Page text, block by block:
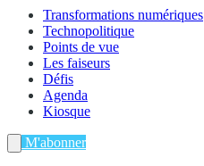
Transformations numériques
Technopolitique
Points de vue
Les faiseurs
Défis
Agenda
Kiosque
M'abonner